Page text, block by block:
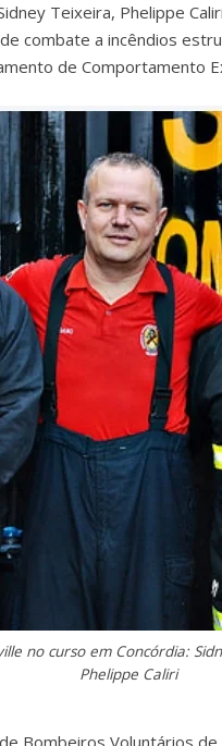
Teixeira, Phelippe
combate a incêndios
de Comportamento
no curso em Concórdia:
Phelippe Caliri
Bombeiros Voluntários